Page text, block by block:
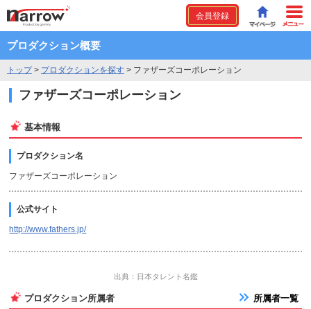
会員登録
プロダクション概要
トップ> プロダクションを探す > ファザーズコーポレーション
ファザーズコーポレーション
基本情報
プロダクション名
ファザーズコーポレーション
公式サイト
http://www.fathers.jp/
出典：日本タレント名鑑
プロダクション所属者 所属者一覧